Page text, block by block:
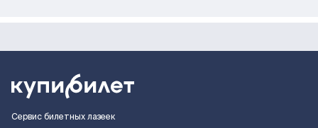
Сервис билетных лазеек